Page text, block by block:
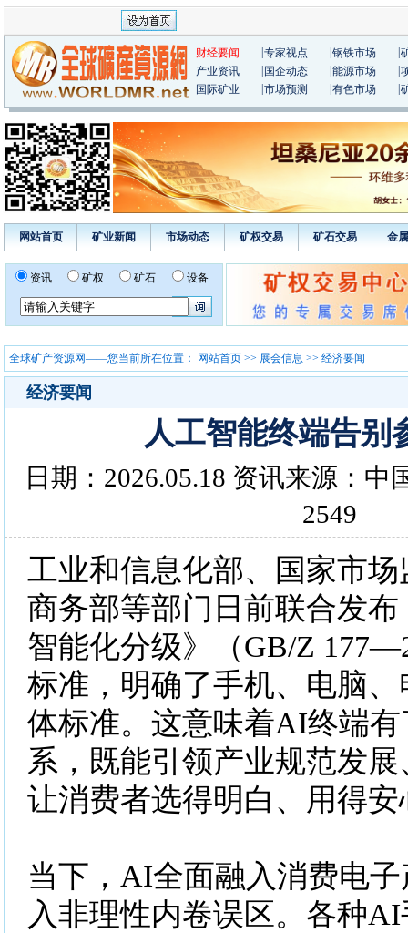
财经要闻 专家视点 钢铁市场
产业资讯
国企动态 能源市场
国际矿业
市场预测 有色市场
网站首页 矿业新闻 市场动态 矿权交易 矿石交易 金
资讯 矿权 矿石 设备
全球矿产资源网——您当前所在位置： 网站首页 >> 展会信息 >> 经济要闻
经济要闻
人工智能终端告别
日期：2026.05.18 资讯来源：中
2549
工业和信息化部、国家市
商务部等部门日前联合发
智能化分级》（GB/Z
标准，明确了手机、电脑
体标准。这意味着AI终端
系，既能引领产业规范发
让消费者选得明白、用得安
当下，AI全面融入消费电
入非理性内卷误区。各种